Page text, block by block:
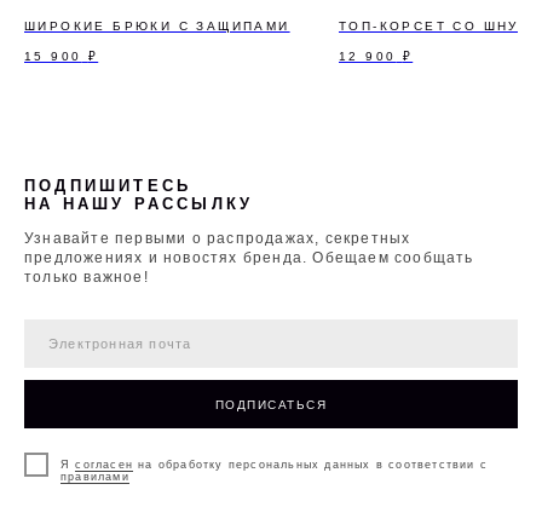
ШИРОКИЕ БРЮКИ С ЗАЩИПАМИ
15 900 ₽
ТОП-КОРСЕТ СО
12 900 ₽
Ясогласен на обработку персональных данных в соответствии с
правилами
ПОДПИСАТЬСЯ
ПОДПИШИТЕСЬ
НА НАШУ РАССЫЛКУ
Узнавайте первыми о распродажах, секретных
предложениях и новостях бренда. Обещаем сообщать
только важное!